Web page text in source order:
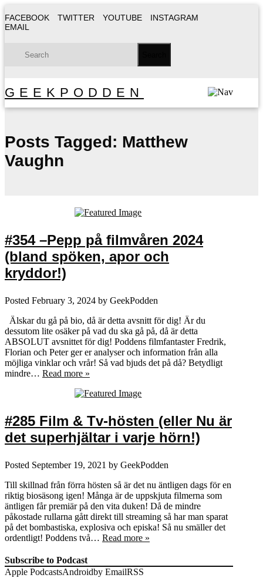
FACEBOOK TWITTER YOUTUBE
INSTAGRAM
EMAIL
GEEKPODDEN
Posts Tagged: Matthew
Vaughn
#354 –Pepp på filmvåren 2024
(bland spöken, apor och
kryddor!)
Posted February 3, 2024 by GeekPodden
Älskar du gå på bio, då är detta avsnitt för dig! Är du
dessutom lite osäker på vad du ska gå på, då är detta
ABSOLUT avsnittet för dig! Poddens filmfantaster Fredrik,
Florian och Peter ger er analyser och information från alla
möjliga vinklar och vrår! Så vad bjuds det på då? Betydligt
mindre… Read more »
#285 Film & Tv-hösten (eller Nu är
det superhjältar i varje hörn!)
Posted September 19, 2021 by GeekPodden
Till skillnad från förra hösten så är det nu äntligen dags för en
riktig biosäsong igen! Många är de uppskjuta filmerna som
äntligen får premiär på den vita duken! Då de mindre
påkostade rullarna gått direkt till streaming så har man sparat
på det bombastiska, explosiva och episka! Så nu smäller det
ordentligt! Poddens två… Read more »
Subscribe to Podcast
Apple PodcastsAndroidby EmailRSS